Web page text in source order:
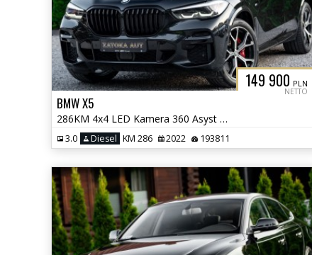
149 900 PLN
NETTO
BMW X5
286KM 4x4 LED Kamera 360 Asyst Kolizji Lane Ass. Navi Grz. Fot Virtual
3.0 Diesel KM 286 2022 193811